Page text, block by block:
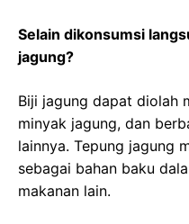
Selain dikonsumsi
jagung?
Biji jagung dapat diolah
minyak jagung, dan
lainnya. Tepung jagung
sebagai bahan baku
makanan lain.